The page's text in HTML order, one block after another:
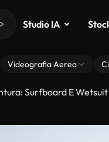
Studio IA
Videografia Aerea
Surfboard E Wetsuit